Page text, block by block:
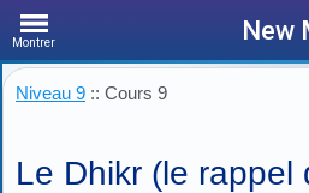
Montrer New
Niveau 9 :: Cours 9
Le Dhikr (le rappel